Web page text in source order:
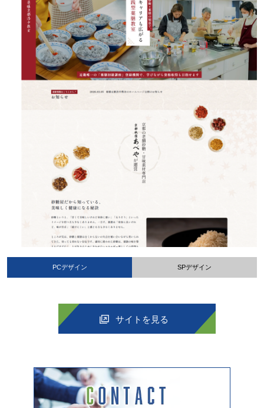
PCデザイン SPデザイン
サイトを見る